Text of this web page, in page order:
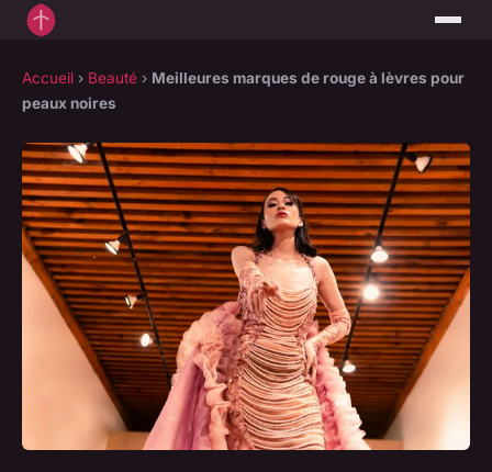
Accueil › Beauté › Meilleures marques de rouge à lèvres pour
peaux noires